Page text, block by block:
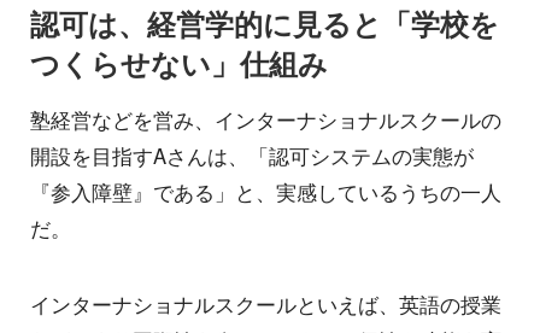
認可は、経営学的に見ると「学校を
つくらせない」仕組み
塾経営などを営み、インターナショナルスクールの
開設を目指すAさんは、「認可システムの実態が
『参入障壁』である」と、実感しているうちの一人
だ。
インターナショナルスクールといえば、英語の授業